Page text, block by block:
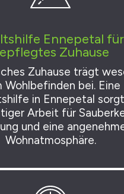
Ennepetal
Zuhause
Zuhause trägt
Wohlbefinden bei. Eine
in Ennepetal
Arbeit für
und eine
Wohnatmosphäre.